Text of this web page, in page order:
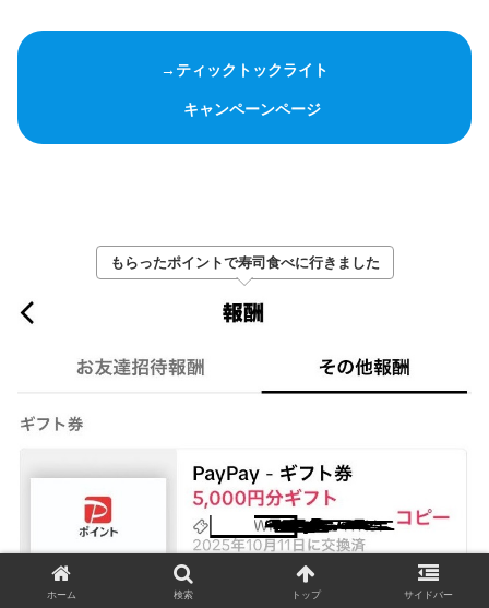
→ティックトックライト
キャンペーンページ
もらったポイントで寿司食べに行きました
ホーム 検索 トップ サイドバー